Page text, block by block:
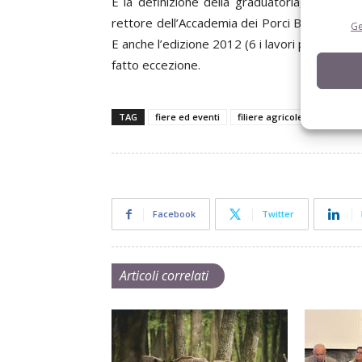
rettore dell’Accademia dei Porci Bravi –
E anche l’edizione 2012 (6 i lavori
fatto eccezione.
TAG fiere ed eventi filiere agricole
Facebook Twitter
Articoli correlati